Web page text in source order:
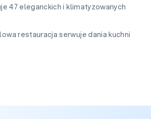
47 eleganckich i klimatyzowanych
restauracja serwuje dania kuchni